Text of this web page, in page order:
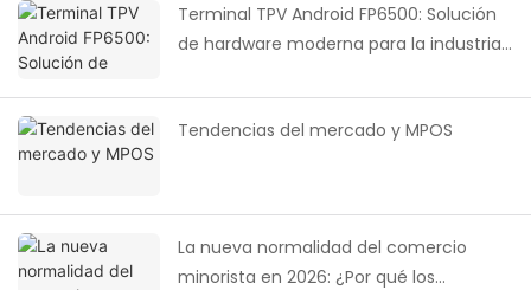
Terminal TPV Android FP6500: Solución
de hardware moderna para la industria
minoristas.
Tendencias del mercado y MPOS
La nueva normalidad del comercio
minorista en 2026: ¿Por qué los